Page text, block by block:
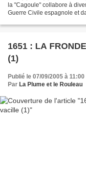
la "Cagoule" collabore à
Guerre Civile espagnole et
1651 : LA
(1)
Publié le 07/09/2005 à 11:00
Par La Plume et le Rouleau